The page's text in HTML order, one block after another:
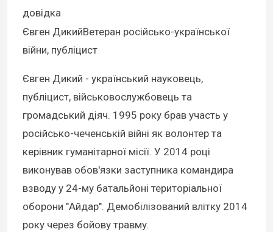
довідка
Євген ДикийВетеран російсько-української
війни, публіцист
Євген Дикий - український науковець,
публіцист, військовослужбовець та
громадський діяч. 1995 року брав участь у
російсько-чеченській війні як волонтер та
керівник гуманітарної місії. У 2014 році
виконував обов'язки заступника командира
взводу у 24-му батальйоні територіальної
оборони "Айдар". Демобілізований влітку 2014
року через бойову травму.